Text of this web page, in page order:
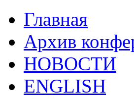
Главная
Архив
НОВОСТИ
ENGLISH